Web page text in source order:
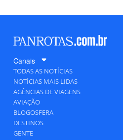
Canais
TODAS AS NOTÍCIAS
NOTÍCIAS MAIS LIDAS
AGÊNCIAS DE VIAGENS
AVIAÇÃO
BLOGOSFERA
DESTINOS
GENTE